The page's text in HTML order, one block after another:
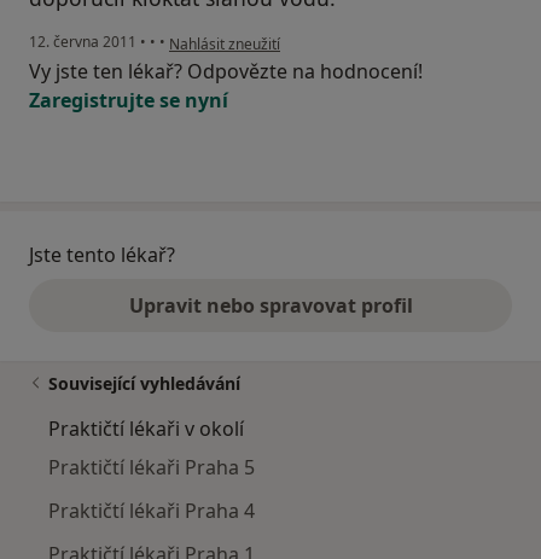
12. června 2011 • • • podle názoru uživatele Pacient
Nahlásit zneužití
Vy jste ten lékař? Odpovězte na hodnocení!
Zaregistrujte se nyní
Jste tento lékař?
Upravit nebo spravovat profil
Související vyhledávání
Praktičtí lékaři v okolí
Praktičtí lékaři Praha 5
Praktičtí lékaři Praha 4